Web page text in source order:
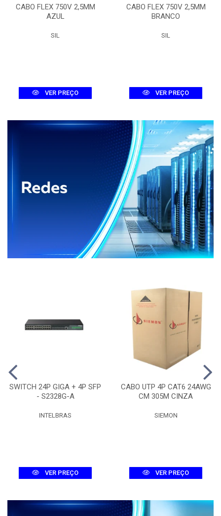
CABO FLEX 750V 2,5MM
AZUL
SIL
VER PREÇO
CABO FLEX 750V 2,5MM
BRANCO
SIL
VER PREÇO
SWITCH 24P GIGA + 4P SFP
- S2328G-A
INTELBRAS
VER PREÇO
CABO UTP 4P CAT6 24AWG
CM 305M CINZA
SIEMON
VER PREÇO